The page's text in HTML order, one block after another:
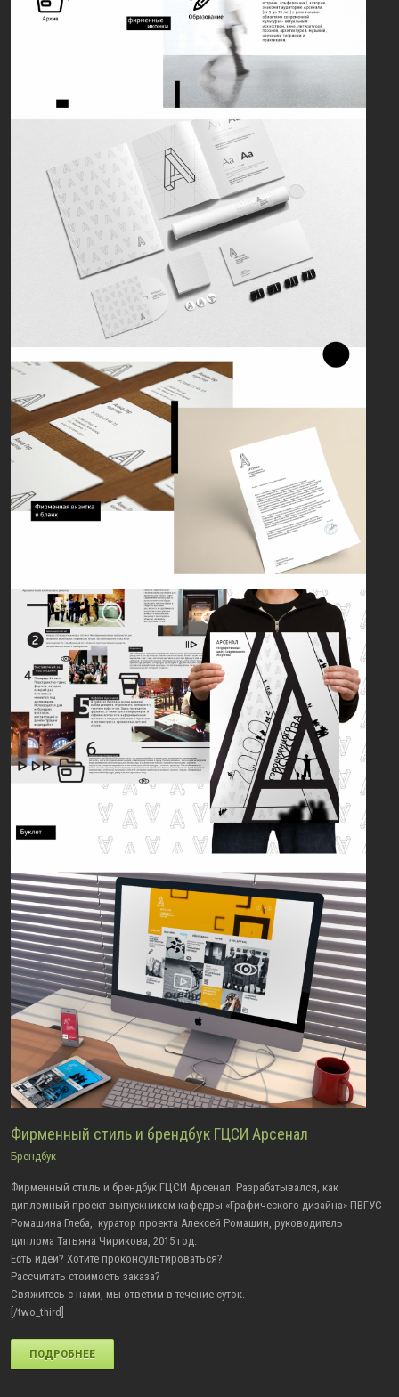
Фирменный стиль и брендбук ГЦСИ Арсенал
Брендбук
Фирменный стиль и брендбук ГЦСИ Арсенал. Разрабатывался, как
дипломный проект выпускником кафедры «Графического дизайна» ПВГУС
Ромашина Глеба, куратор проекта Алексей Ромашин, руководитель
диплома Татьяна Чирикова, 2015 год.
Есть идеи? Хотите проконсультироваться?
Рассчитать стоимость заказа?
Свяжитесь с нами, мы ответим в течение суток.
[/two_third]
ПОДРОБНЕЕ